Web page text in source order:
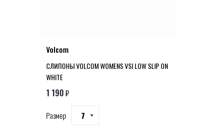
Volcom
СЛИПОНЫ VOLCOM WOMENS VSI LOW SLIP ON
WHITE
1 190₽
Размер 7